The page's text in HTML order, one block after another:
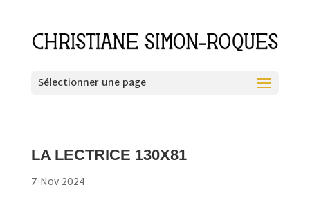
Sélectionner une page
LA LECTRICE 130X81
7 Nov 2024